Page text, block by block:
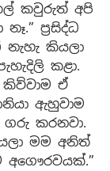
කවුරුත් අපි
ප්‍රසිද්ධ
කියලා
කළා.
ඒ
ඇහුවාම
කරනවා.
මම අනිත්
අගෞරවයක්.”